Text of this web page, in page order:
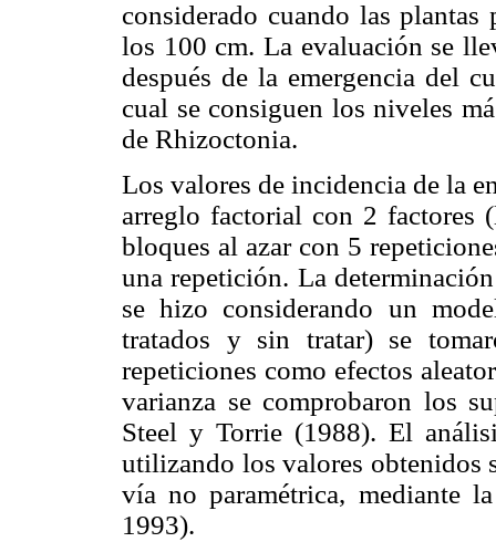
consi­derado cuando las plantas
los 100 cm. La evaluación se
después de la emergencia del
cual se consiguen los niveles
de Rhizoctonia.
Los valores de incidencia de la
arreglo factorial con 2 factores
bloques al azar con 5
una repetición. La
se hizo considerando un
tratados y sin tratar) se
repeticiones como efectos
varianza se comprobaron los
Steel y Torrie (1988). El
utilizando los valores obtenidos
vía no paramétrica, mediante
1993).